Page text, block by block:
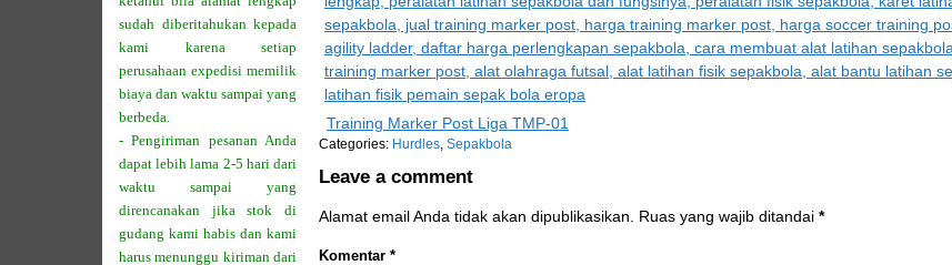
Training Marker Post Liga TMP-01
Categories: Hurdles Sepakbola
Leave a comment
Alamat email Anda tidak akan dipublikasikan. Ruas yang wajib ditandai *
Komentar *
sudah diberitahukan kepada
kami karena setiap
perusahaan expedisi memilik
biaya dan waktu sampai yang
berbeda.
- Pengiriman pesanan Anda
dapat lebih lama 2-5 hari dari
waktu sampai yang
direncanakan jika stok di
gudang kami habis dan kami
harus menunggu kiriman dari